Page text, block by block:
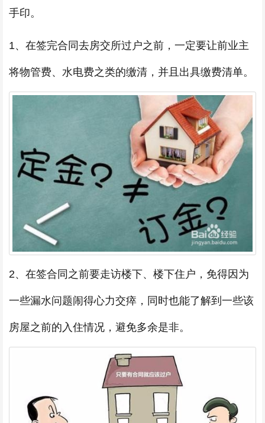
手印。
1、在签完合同去房交所过户之前，一定要让前业主
将物管费、水电费之类的缴清，并且出具缴费清单。
2、在签合同之前要走访楼下、楼下住户，免得因为
一些漏水问题闹得心力交瘁，同时也能了解到一些该
房屋之前的入住情况，避免多余是非。